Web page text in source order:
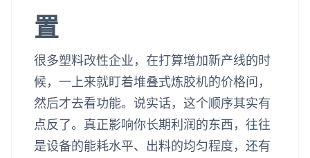
置
很多塑料改性企业，在打算增加新产线的时
候，一上来就盯着堆叠式炼胶机的价格问，
然后才去看功能。说实话，这个顺序其实有
点反了。真正影响你长期利润的东西，往往
是设备的能耗水平、出料的均匀程度，还有